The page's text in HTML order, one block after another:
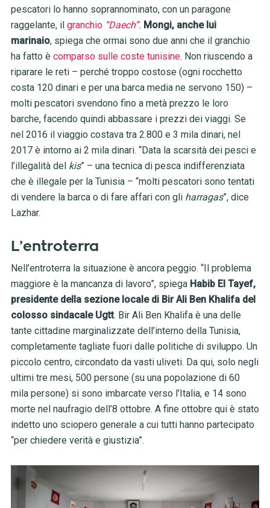
pescatori lo hanno soprannominato, con un paragone
raggelante, il granchio “Daech”. Mongi, anche lui
marinaio, spiega che ormai sono due anni che il granchio
ha fatto è comparso sulle coste tunisine. Non riuscendo a
riparare le reti – perché troppo costose (ogni rocchetto
costa 120 dinari e per una barca media ne servono 150) –
molti pescatori svendono fino a metà prezzo le loro
barche, facendo quindi abbassare i prezzi dei viaggi. Se
nel 2016 il viaggio costava tra 2.800 e 3 mila dinari, nel
2017 è intorno ai 2 mila dinari. “Data la scarsità dei pesci e
l’illegalità del kis” – una tecnica di pesca indifferenziata
che è illegale per la Tunisia – “molti pescatori sono tentati
di vendere la barca o di fare affari con gli harragas”, dice
Lazhar.
L’entroterra
Nell’entroterra la situazione è ancora peggio. “Il problema
maggiore è la mancanza di lavoro”, spiega Habib El Tayef,
presidente della sezione locale di Bir Ali Ben Khalifa del
colosso sindacale Ugtt. Bir Ali Ben Khalifa è una delle
tante cittadine marginalizzate dell’interno della Tunisia,
completamente tagliate fuori dalle politiche di sviluppo. Un
piccolo centro, circondato da vasti uliveti. Da qui, solo negli
ultimi tre mesi, 500 persone (su una popolazione di 60
mila persone) si sono imbarcate verso l’Italia, e 14 sono
morte nel naufragio dell’8 ottobre. A fine ottobre qui è stato
indetto uno sciopero generale a cui tutti hanno partecipato
“per chiedere verità e giustizia”.